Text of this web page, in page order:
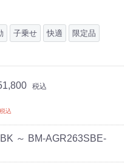
子乗せ 快適
限定品
税込
税込
～ BM-AGR263SBE-